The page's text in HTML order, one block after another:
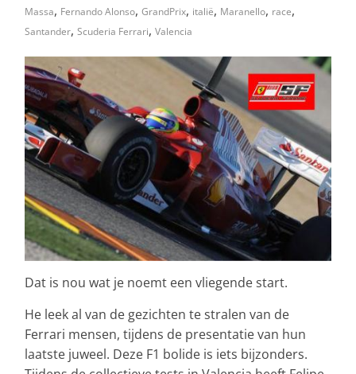
Massa, Fernando Alonso, GrandPrix, italië, Maranello, race,
Santander, Scuderia Ferrari, Valencia
Dat is nou wat je noemt een vliegende start.
He leek al van de gezichten te stralen van de
Ferrari mensen, tijdens de presentatie van hun
laatste juweel. Deze F1 bolide is iets bijzonders.